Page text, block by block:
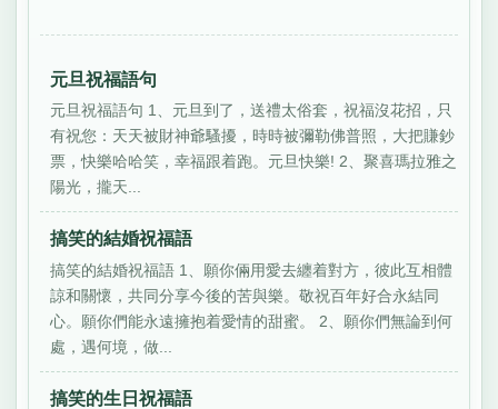
元旦祝福語句
元旦祝福語句 1、元旦到了，送禮太俗套，祝福沒花招，只
有祝您：天天被財神爺騷擾，時時被彌勒佛普照，大把賺鈔
票，快樂哈哈笑，幸福跟着跑。元旦快樂! 2、聚喜瑪拉雅之
陽光，攏天...
搞笑的結婚祝福語
搞笑的結婚祝福語 1、願你倆用愛去纏着對方，彼此互相體
諒和關懷，共同分享今後的苦與樂。敬祝百年好合永結同
心。願你們能永遠擁抱着愛情的甜蜜。 2、願你們無論到何
處，遇何境，做...
搞笑的生日祝福語